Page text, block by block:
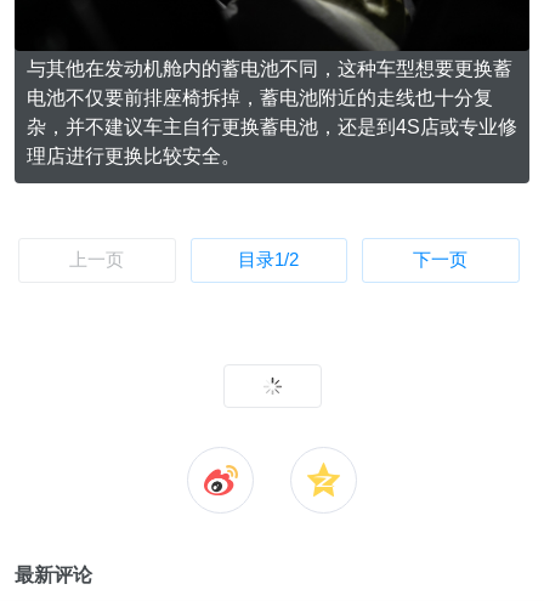
与其他在发动机舱内的蓄电池不同，这种车型想要更换蓄
电池不仅要前排座椅拆掉，蓄电池附近的走线也十分复
杂，并不建议车主自行更换蓄电池，还是到4S店或专业修
理店进行更换比较安全。
上一页 目录1/2 下一页
最新评论